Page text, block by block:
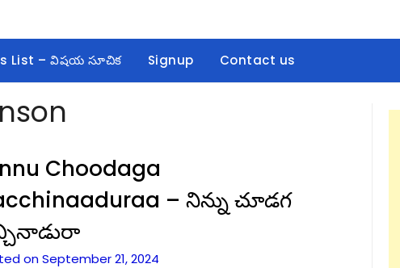
List – విషయ సూచిక Signup Contact us
Choodaga
– నిన్ను చూడగ
on September 21, 2024